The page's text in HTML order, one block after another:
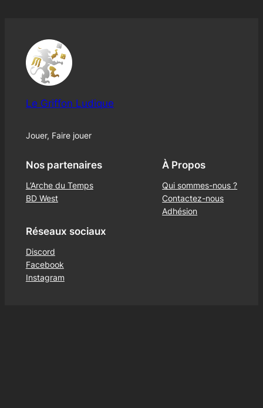
Le Griffon Ludique
Jouer, Faire jouer
Nos partenaires
L’Arche du Temps
BD West
À Propos
Qui sommes-nous ?
Contactez-nous
Adhésion
Réseaux sociaux
Discord
Facebook
Instagram